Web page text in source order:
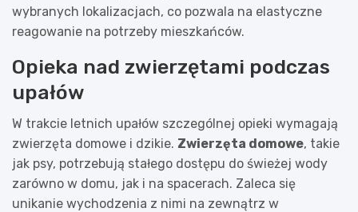
wybranych lokalizacjach, co pozwala na elastyczne
reagowanie na potrzeby mieszkańców.
Opieka nad zwierzętami podczas
upałów
W trakcie letnich upałów szczególnej opieki wymagają
zwierzęta domowe i dzikie. Zwierzęta domowe, takie
jak psy, potrzebują stałego dostępu do świeżej wody
zarówno w domu, jak i na spacerach. Zaleca się
unikanie wychodzenia z nimi na zewnątrz w